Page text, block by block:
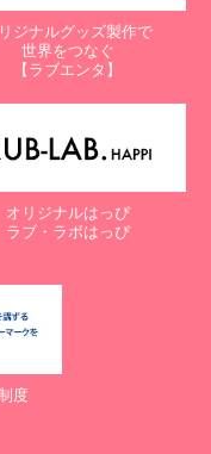
の解決の申出先】
号 六本木ファースト
場合に起こりうる影響
るか否かは、お客様の
合には、適切なサービ
了承ください。
ジナルグッズ製作で
世界をつなぐ
【ラブエンタ】
オリジナルはっぴ
ラブ・ラボはっぴ
度